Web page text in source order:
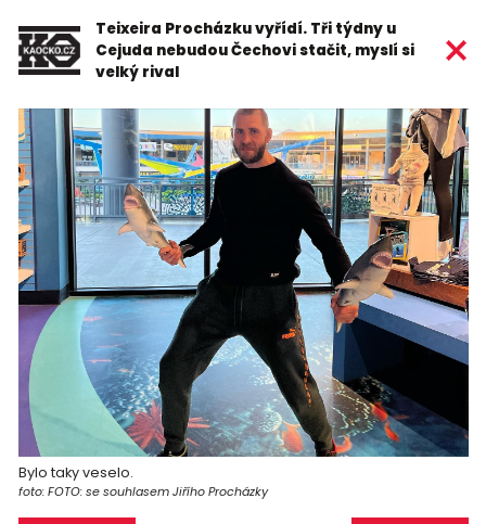
Teixeira Procházku vyřídí. Tři týdny u
Cejuda nebudou Čechovi stačit, myslí si
velký rival
Bylo taky veselo.
foto: FOTO: se souhlasem Jiřího Procházky